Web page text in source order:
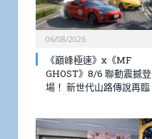
06/08/2026
《巔峰極速》x《MF
GHOST》8/6 聯動震撼登
場！ 新世代山路傳說再臨